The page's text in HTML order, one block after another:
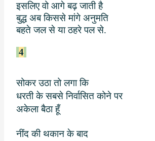
इसलिए वो आगे बढ़ जाती है
बुद्ध अब किससे मांगे अनुमति
बहते जल से या ठहरे पल से.
4
सोकर उठा तो लगा कि
धरती के सबसे निर्वासित कोने पर
अकेला बैठा हूँ
नींद की थकान के बाद